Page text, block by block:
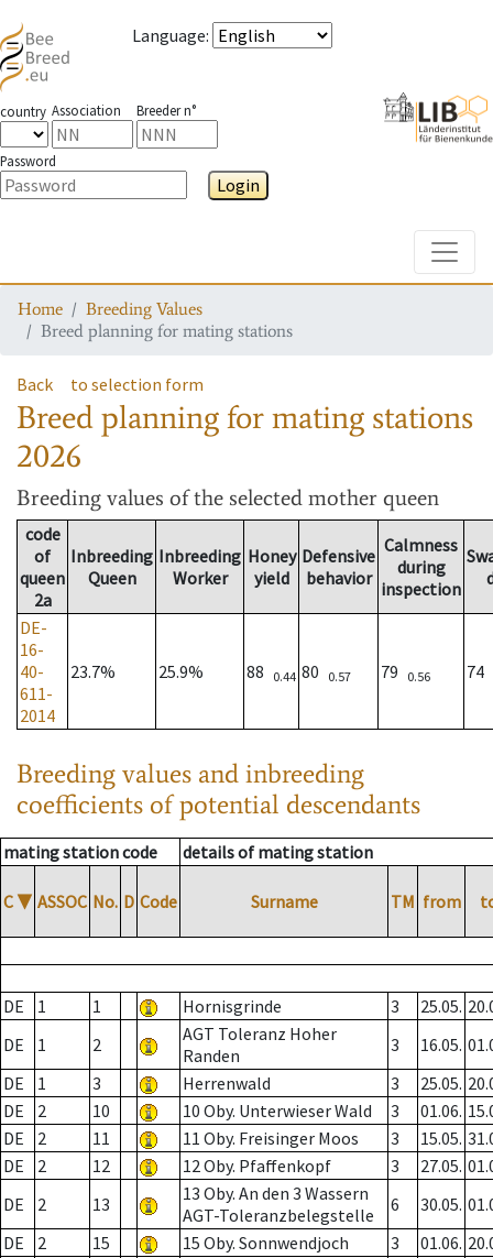
Language:
country Association Breeder n°
Password
Login
Home
Breeding Values
Breed planning for mating stations
Back to selection form
Breed planning for mating stations
2026
Breeding values of the selected mother queen
code
of
queen
2a
Inbreeding
Queen
Inbreeding
Worker
Honey
yield
Defensive
behavior
Calmness
during
inspection
DE-
16-
40-
611-
2014
23.7% 25.9% 88 0.44 80 0.57 79 0.56 74
Breeding values and inbreeding
coefficients of potential descendants
mating station code details of mating station
C ▼ ASSOC No. D Code Surname TM from
DE 1 1 Hornisgrinde 3 25.05.
DE
1 2
AGT Toleranz Hoher
Randen
3 16.05.
DE
1 3 Herrenwald 3 25.05.
DE
2 10 10 Oby. Unterwieser Wald 3 01.06.
DE
2 11 11 Oby. Freisinger Moos 3 15.05.
DE
2 12 12 Oby. Pfaffenkopf 3 27.05.
DE
2 13
13 Oby. An den 3 Wassern
AGT-Toleranzbelegstelle
6 30.05.
DE
2 15 15 Oby. Sonnwendjoch 3 01.06.